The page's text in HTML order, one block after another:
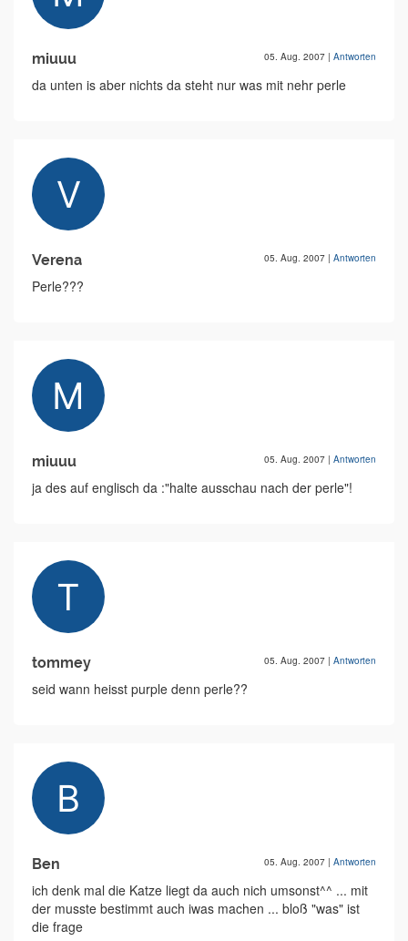
miuuu 05. Aug. 2007 | Antworten
da unten is aber nichts da steht nur was mit nehr perle
Verena 05. Aug. 2007 | Antworten
Perle???
miuuu 05. Aug. 2007 | Antworten
ja des auf englisch da :"halte ausschau nach der perle"!
tommey 05. Aug. 2007 | Antworten
seid wann heisst purple denn perle??
Ben 05. Aug. 2007 | Antworten
ich denk mal die Katze liegt da auch nich umsonst^^ ... mit
der musste bestimmt auch iwas machen ... bloß "was" ist
die frage